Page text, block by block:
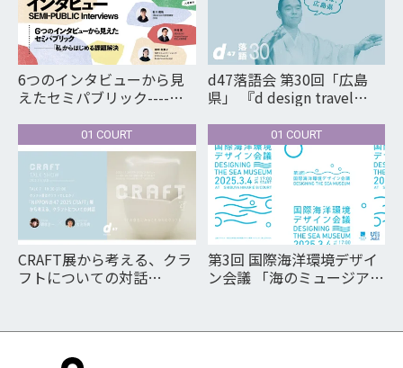
6つのインタビューから見
えたセミパブリック----
d47落語会 第30回「広島
県」 『d design travel
01 COURT
CRAFT展から考える、クラ
フトについての対話
01 COURT
第3回 国際海洋環境デザイ
ン会議 「海のミュージア